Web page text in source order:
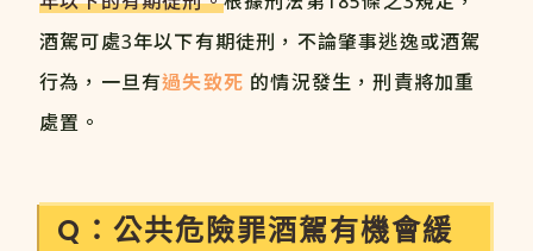
酒駕可處3年以下有期徒刑，不論肇事逃逸或酒駕
行為，一旦有過失致死 的情況發生，刑責將加重
處置。
Q：公共危險罪酒駕有機會緩